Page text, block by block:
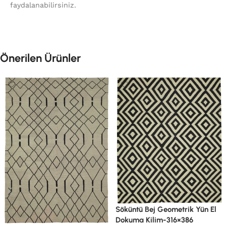
faydalanabilirsiniz.
Önerilen Ürünler
Söküntü Bej Geometrik Yün El
Dokuma Kilim-316×386
Söküntü Bej Modern